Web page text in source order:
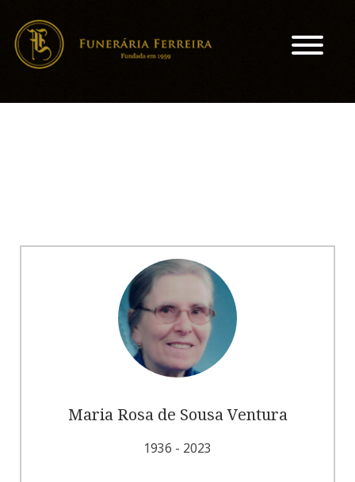
Maria Rosa de Sousa Ventura
1936 - 2023